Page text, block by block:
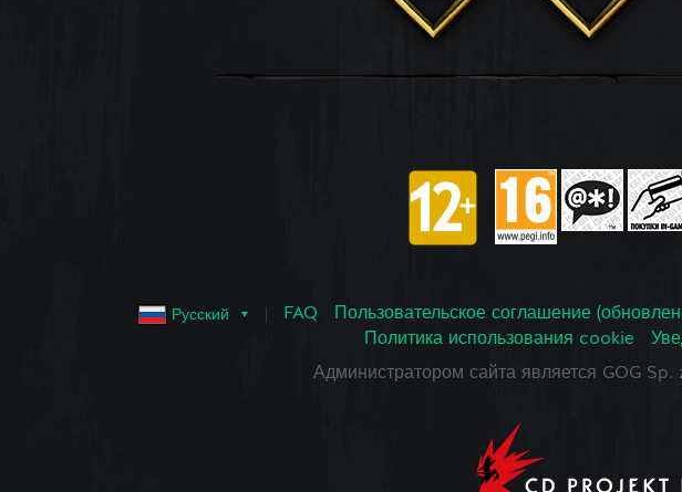
Русский FAQ Пользовательское соглашение
Политика использования cookie
Администратором сайта является GOG